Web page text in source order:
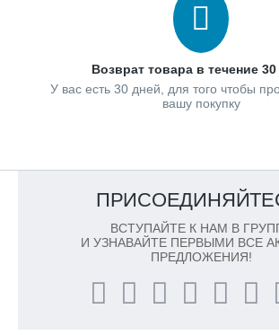
Возврат товара в течение
У вас есть 30 дней, для того чтобы
вашу покупку
ВСТУПАЙТЕ К НАМ В
И УЗНАВАЙТЕ ПЕРВЫМИ ВСЕ
ПРЕДЛОЖЕНИЯ!